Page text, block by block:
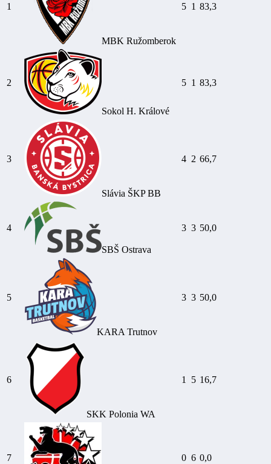
1
MBK Ružomberok
5 1 83,3
2
Sokol H. Králové
5 1 83,3
3
Slávia ŠKP BB
4 2 66,7
4
SBŠ Ostrava
3 3 50,0
5
KARA Trutnov
3 3 50,0
6
SKK Polonia WA
1 5 16,7
7 0 6 0,0